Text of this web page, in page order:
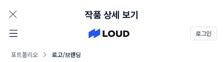
로그인
포트폴리오 로고/브랜딩
작품 상세 보기